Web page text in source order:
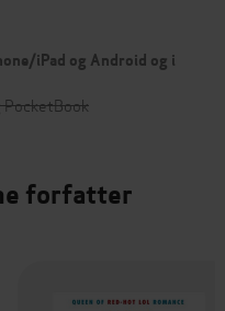
iPad og Android og i
PocketBook
forfatter